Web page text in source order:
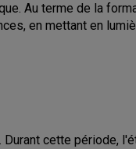
Au terme de la
en mettant en
cette période,